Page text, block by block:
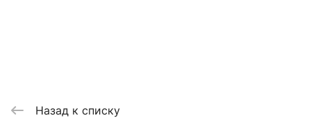
Назад к списку